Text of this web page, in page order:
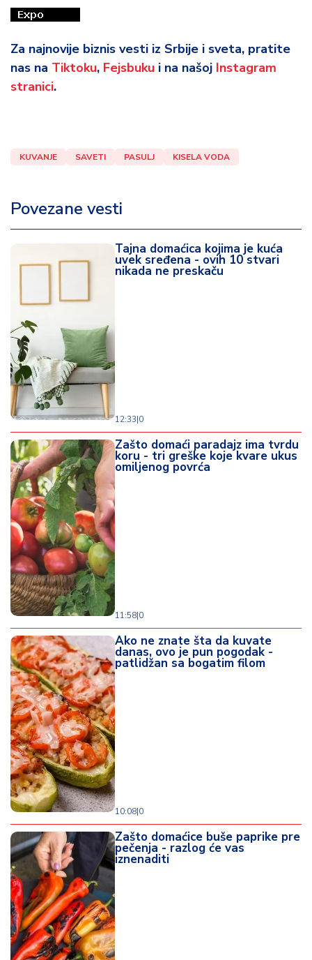
Za najnovije biznis vesti iz Srbije i sveta, pratite
nas na Tiktoku, Fejsbuku i na našoj Instagram
stranici.
KUVANJE SAVETI PASULJ KISELA VODA
Povezane vesti
Tajna domaćica kojima je kuća
uvek sređena - ovih 10 stvari
nikada ne preskaču
12:33|0
Zašto domaći paradajz ima tvrdu
koru - tri greške koje kvare ukus
omiljenog povrća
11:58|0
Ako ne znate šta da kuvate
danas, ovo je pun pogodak -
patlidžan sa bogatim filom
10:08|0
Zašto domaćice buše paprike pre
pečenja - razlog će vas
iznenaditi